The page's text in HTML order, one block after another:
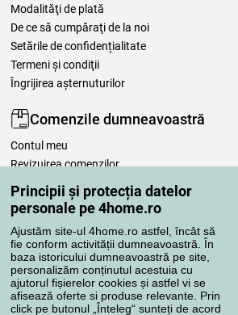
Principii și protecția datelor
personale pe 4home.ro
Ajustăm site-ul 4home.ro astfel, încât să
fie conform activității dumneavoastră. În
baza istoricului dumneavoastră pe site,
personalizăm conținutul acestuia cu
ajutorul fișierelor cookies și astfel vi se
afisează oferte si produse relevante. Prin
click pe butonul „Înteleg“ sunteți de acord
Modalităţi de plată
De ce să cumpăraţi de la noi
Setările de confidențialitate
Termeni şi condiţii
Îngrijirea așternuturilor
Comenzile dumneavoastră
Contul meu
Revizuirea comenzilor
Reclamaţii
Retragere de la contract
Regulile de procesare a recenziilor
Metode de transport